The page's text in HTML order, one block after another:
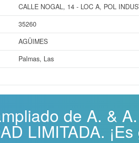
CALLE NOGAL, 14 - LOC A, POL
35260
AGÜIMES
Palmas, Las
de A. &
LIMITADA. ¡Es